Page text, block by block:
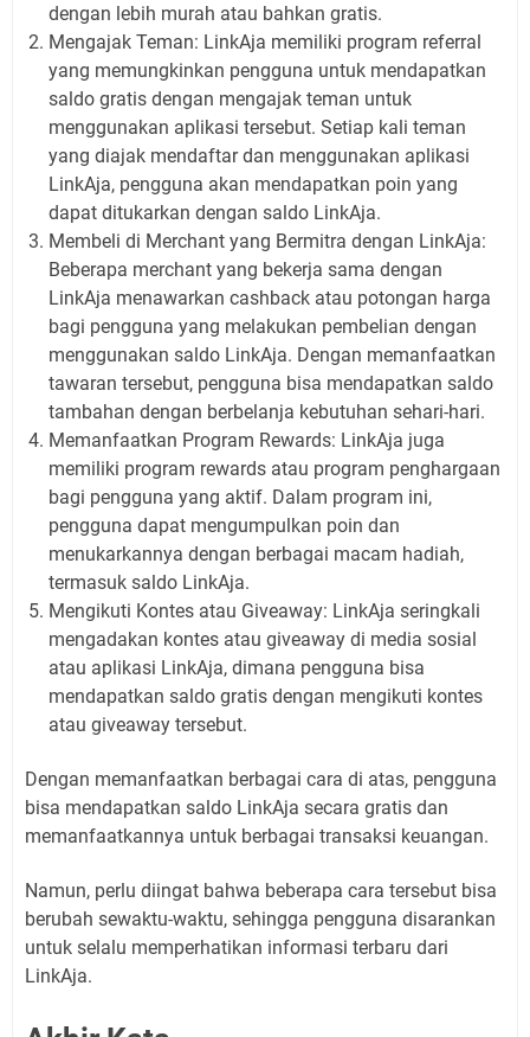
dengan lebih murah atau bahkan gratis.
Mengajak Teman: LinkAja memiliki program referral
yang memungkinkan pengguna untuk mendapatkan
saldo gratis dengan mengajak teman untuk
menggunakan aplikasi tersebut. Setiap kali teman
yang diajak mendaftar dan menggunakan aplikasi
LinkAja, pengguna akan mendapatkan poin yang
dapat ditukarkan dengan saldo LinkAja.
Membeli di Merchant yang Bermitra dengan LinkAja:
Beberapa merchant yang bekerja sama dengan
LinkAja menawarkan cashback atau potongan harga
bagi pengguna yang melakukan pembelian dengan
menggunakan saldo LinkAja. Dengan memanfaatkan
tawaran tersebut, pengguna bisa mendapatkan saldo
tambahan dengan berbelanja kebutuhan sehari-hari.
Memanfaatkan Program Rewards: LinkAja juga
memiliki program rewards atau program penghargaan
bagi pengguna yang aktif. Dalam program ini,
pengguna dapat mengumpulkan poin dan
menukarkannya dengan berbagai macam hadiah,
termasuk saldo LinkAja.
Mengikuti Kontes atau Giveaway: LinkAja seringkali
mengadakan kontes atau giveaway di media sosial
atau aplikasi LinkAja, dimana pengguna bisa
mendapatkan saldo gratis dengan mengikuti kontes
atau giveaway tersebut.
Dengan memanfaatkan berbagai cara di atas, pengguna
bisa mendapatkan saldo LinkAja secara gratis dan
memanfaatkannya untuk berbagai transaksi keuangan.
Namun, perlu diingat bahwa beberapa cara tersebut bisa
berubah sewaktu-waktu, sehingga pengguna disarankan
untuk selalu memperhatikan informasi terbaru dari
LinkAja.